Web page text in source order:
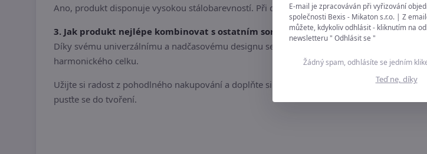
Ano, produkt disponuje vysokou stálobarevností. Při dodržení doporučených teplot praní
3. Jak produkt nejlépe kombinovat s ostatním sortimentem?
Díky svému univerzálnímu a nadčasovému designu se výborně doplňuje s
harmonického celku.
Užijte si radost z pohodlného nakupování a doplňte si své zásoby pro kreativní šití ještě
pusťte se do tvoření.
E-mail je zpracováván při vyřizování
společnosti Bexis - Mikaton s.r.o. | Z
můžete, kdykoliv odhlásit - kliknutím na
newsletteru " Odhlásit se "
Žádný spam, odhlásíte se jedním
Teď ne, díky